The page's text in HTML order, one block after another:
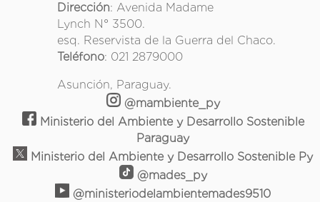
Dirección: Avenida Madame
Lynch N° 3500.
esq. Reservista de la Guerra del Chaco.
Teléfono: 021 2879000
Asunción, Paraguay.
@mambiente_py
Ministerio del Ambiente y Desarrollo Sostenible
Paraguay
Ministerio del Ambiente y Desarrollo Sostenible Py
@mades_py
@ministeriodelambientemades9510